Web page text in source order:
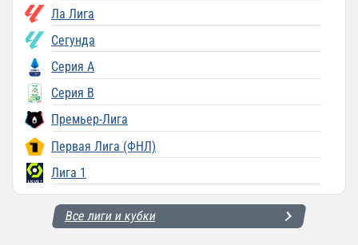
Ла Лига
Сегунда
Серия A
Серия B
Премьер-Лига
Первая Лига (ФНЛ)
Лига 1
Все лиги и кубки